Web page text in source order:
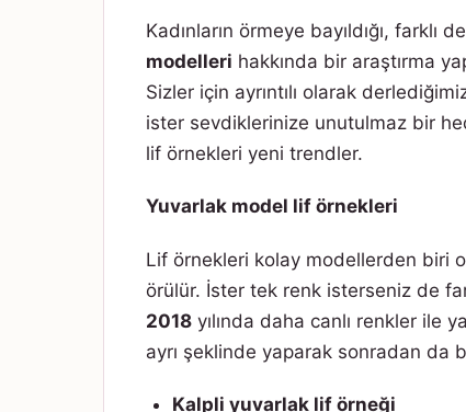
Kadınların örmeye bayıldığı, farklı
modelleri hakkında bir araştırma
Sizler için ayrıntılı olarak
ister sevdiklerinize unutulmaz bir
lif örnekleri yeni trendler.
Yuvarlak model lif örnekleri
Lif örnekleri kolay modellerden biri
örülür. İster tek renk isterseniz de
2018 yılında daha canlı renkler ile
ayrı şeklinde yaparak sonradan da
Kalpli yuvarlak lif örneği